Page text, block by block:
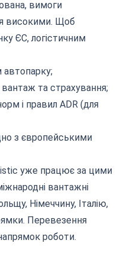
вимоги
високими. Щоб
ЄС, логістичним
автопарку;
та страхування;
і правил ADR (для
з європейськими
уже працює за цими
вантажні
Німеччину, Італію,
Перевезення
роботи.